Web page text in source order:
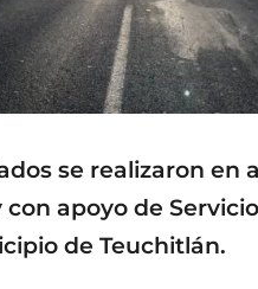
se realizaron en
con apoyo de
de Teuchitlán.